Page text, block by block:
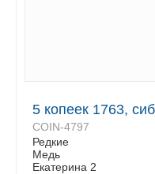
5 копеек 1763,
COIN-4797
Редкие
Медь
Екатерина 2